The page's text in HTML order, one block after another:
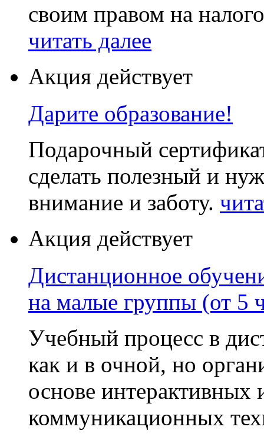
своим правом на
читать далее
Акция действует
Дарите образование!
Подарочный
сделать полезный и
внимание и заботу.
Акция действует
Дистанционное
на малые группы (от 5
Учебный процесс в
как и в очной, но
основе
коммуникационных